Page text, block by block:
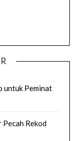
untuk Peminat
Rekod